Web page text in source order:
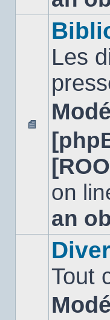
Aucun
message
non
Les
on
an
Tout